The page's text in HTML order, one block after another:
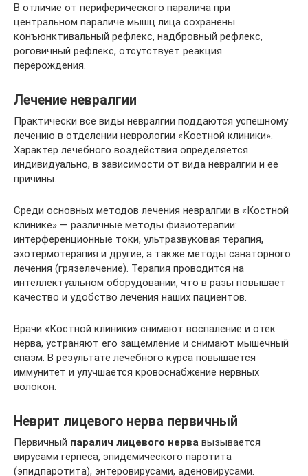
В отличие от периферического паралича при
центральном параличе мышц лица сохранены
конъюнктивальный рефлекс, надбровный рефлекс,
роговичный рефлекс, отсутствует реакция
перерождения.
Лечение невралгии
Практически все виды невралгии поддаются успешному
лечению в отделении неврологии «Костной клиники».
Характер лечебного воздействия определяется
индивидуально, в зависимости от вида невралгии и ее
причины.
Среди основных методов лечения невралгии в «Костной
клинике» — различные методы физиотерапии:
интерференционные токи, ультразвуковая терапия,
эхотермотерапия и другие, а также методы санаторного
лечения (грязелечение). Терапия проводится на
интеллектуальном оборудовании, что в разы повышает
качество и удобство лечения наших пациентов.
Врачи «Костной клиники» снимают воспаление и отек
нерва, устраняют его защемление и снимают мышечный
спазм. В результате лечебного курса повышается
иммунитет и улучшается кровоснабжение нервных
волокон.
Неврит лицевого нерва первичный
Первичный паралич лицевого нерва вызывается
вирусами герпеса, эпидемического паротита
(эпидпаротита), энтеровирусами, аденовирусами.